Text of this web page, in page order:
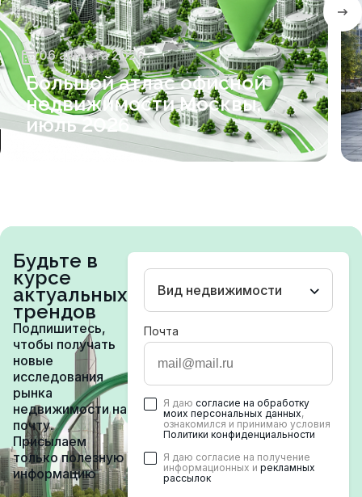
06 августа 2026
Большой атлас офисной
недвижимости Москвы,
июль 2026
Будьте в
курсе
актуальных
трендов
Подпишитесь,
чтобы получать
новые
исследования
рынка
недвижимости на
почту.
Присылаем
только полезную
информацию
Вид недвижимости
Почта
Я даю согласие на обработку
моих персональных данных,
ознакомился и принимаю условия
Политики конфиденциальности
Я даю согласие на получение
информационных и рекламных
рассылок